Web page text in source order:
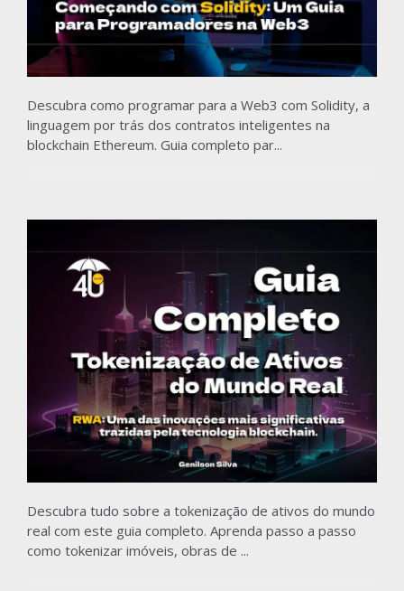
Descubra como programar para a Web3 com Solidity, a
linguagem por trás dos contratos inteligentes na
blockchain Ethereum. Guia completo par...
Descubra tudo sobre a tokenização de ativos do mundo
real com este guia completo. Aprenda passo a passo
como tokenizar imóveis, obras de ...